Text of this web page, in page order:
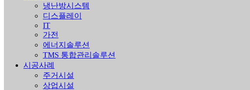
냉난방시스템
디스플레이
IT
가전
에너지솔루션
TMS 통합관리솔루션
시공사례
주거시설
상업시설